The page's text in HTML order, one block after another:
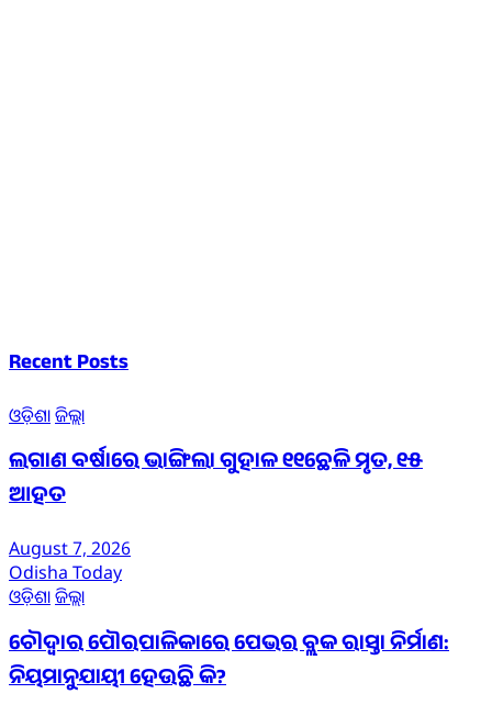
Recent Posts
ଓଡ଼ିଶାଜିଲ୍ଲା
ଲଗାଣ ବର୍ଷାରେ ଭାଙ୍ଗିଲା ଗୁହାଳ ୧୧ଛେଳି ମୃତ, ୧୫
ଆହତ
August 7, 2026
Odisha Today
ଓଡ଼ିଶାଜିଲ୍ଲା
ଚୌଦ୍ୱାର ପୌରପାଳିକାରେ ପେଭର ବ୍ଲକ ରାସ୍ତା ନିର୍ମାଣ:
ନିୟମାନୁଯାୟୀ ହେଉଛି କି?